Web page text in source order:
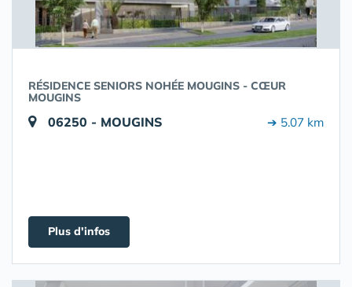
RÉSIDENCE SENIORS NOHÉE MOUGINS - CŒUR
MOUGINS
06250 - MOUGINS ➔ 5.07 km
Plus d'infos